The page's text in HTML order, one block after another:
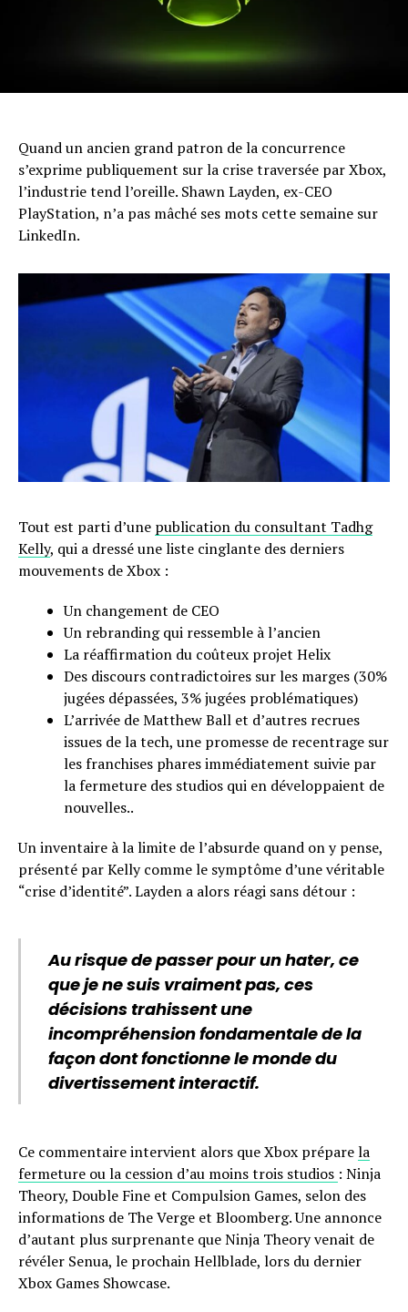
Quand un ancien grand patron de la concurrence
s’exprime publiquement sur la crise traversée par Xbox,
l’industrie tend l’oreille. Shawn Layden, ex-CEO
PlayStation, n’a pas mâché ses mots cette semaine sur
LinkedIn.
Tout est parti d’une publication du consultant Tadhg
Kelly, qui a dressé une liste cinglante des derniers
mouvements de Xbox :
Un changement de CEO
Un rebranding qui ressemble à l’ancien
La réaffirmation du coûteux projet Helix
Des discours contradictoires sur les marges (30%
jugées dépassées, 3% jugées problématiques)
L’arrivée de Matthew Ball et d’autres recrues
issues de la tech, une promesse de recentrage sur
les franchises phares immédiatement suivie par
la fermeture des studios qui en développaient de
nouvelles..
Un inventaire à la limite de l’absurde quand on y pense,
présenté par Kelly comme le symptôme d’une véritable
“crise d’identité”. Layden a alors réagi sans détour :
Au risque de passer pour un hater, ce
que je ne suis vraiment pas, ces
décisions trahissent une
incompréhension fondamentale de la
façon dont fonctionne le monde du
divertissement interactif.
Ce commentaire intervient alors que Xbox préparela
fermeture ou la cession d’au moins trois studios : Ninja
Theory, Double Fine et Compulsion Games, selon des
informations de The Verge et Bloomberg. Une annonce
d’autant plus surprenante que Ninja Theory venait de
révéler Senua, le prochain Hellblade, lors du dernier
Xbox Games Showcase.